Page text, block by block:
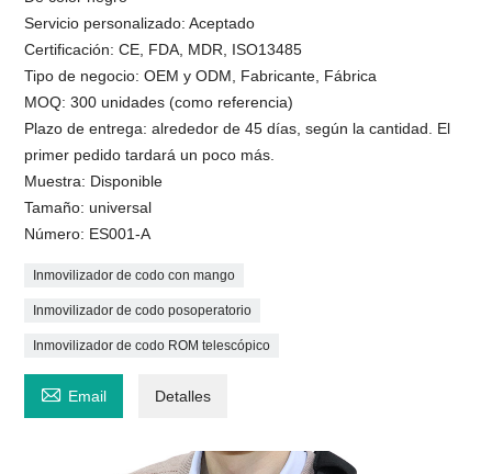
Servicio personalizado: Aceptado
Certificación: CE, FDA, MDR, ISO13485
Tipo de negocio: OEM y ODM, Fabricante, Fábrica
MOQ: 300 unidades (como referencia)
Plazo de entrega: alrededor de 45 días, según la cantidad. El
primer pedido tardará un poco más.
Muestra: Disponible
Tamaño: universal
Número: ES001-A
Inmovilizador de codo con mango
Inmovilizador de codo posoperatorio
Inmovilizador de codo ROM telescópico
 Email Detalles